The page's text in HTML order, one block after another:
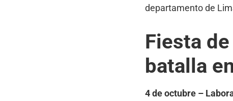
departamento de
Fiesta
batalla
4 de octubre –